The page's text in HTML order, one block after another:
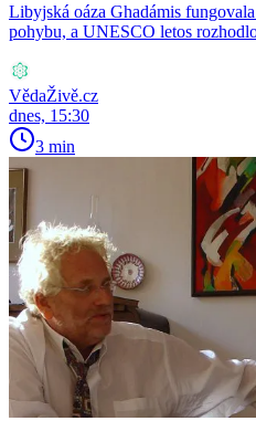
Libyjská oáza Ghadámis
pohybu, a UNESCO letos
VědaŽivě.cz
dnes, 15:30
3 min